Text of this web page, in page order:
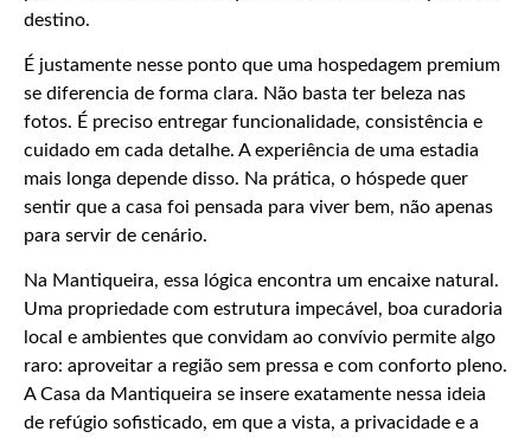
destino.
É justamente nesse ponto que uma hospedagem premium
se diferencia de forma clara. Não basta ter beleza nas
fotos. É preciso entregar funcionalidade, consistência e
cuidado em cada detalhe. A experiência de uma estadia
mais longa depende disso. Na prática, o hóspede quer
sentir que a casa foi pensada para viver bem, não apenas
para servir de cenário.
Na Mantiqueira, essa lógica encontra um encaixe natural.
Uma propriedade com estrutura impecável, boa curadoria
local e ambientes que convidam ao convívio permite algo
raro: aproveitar a região sem pressa e com conforto pleno.
A Casa da Mantiqueira se insere exatamente nessa ideia
de refúgio sofisticado, em que a vista, a privacidade e a